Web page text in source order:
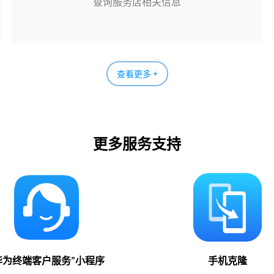
查看更多 +
更多服务支持
为终端客户服务”小程序 手机克隆